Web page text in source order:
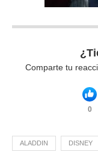
Comparte tu
0
ALADDIN DISNEY